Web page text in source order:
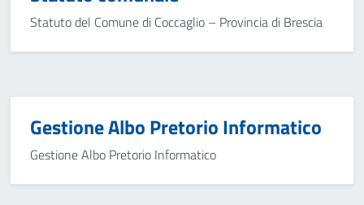
Statuto del Comune di Coccaglio – Provincia di Brescia
Gestione Albo Pretorio Informatico
Gestione Albo Pretorio Informatico